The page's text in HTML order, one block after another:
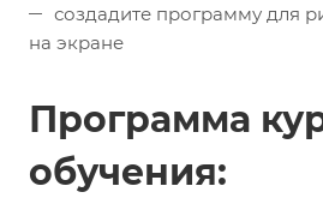
создадите программу для
на экране
Программа
обучения: